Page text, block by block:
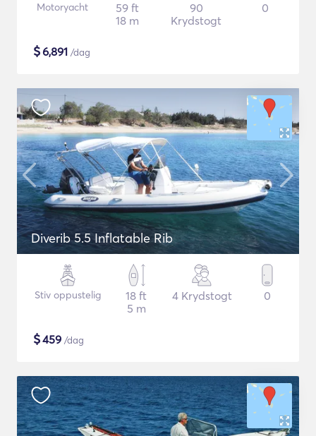
Motoryacht
59 ft
18 m
90
Krydstogt
0
$6,891 /dag
Diverib 5.5 Inflatable Rib
Stiv oppustelig
18 ft
5 m
4 Krydstogt 0
$459 /dag